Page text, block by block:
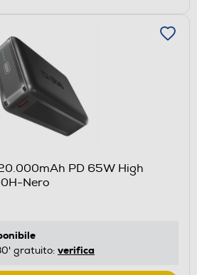
PD 65W High
Nero
gratuito: verifica